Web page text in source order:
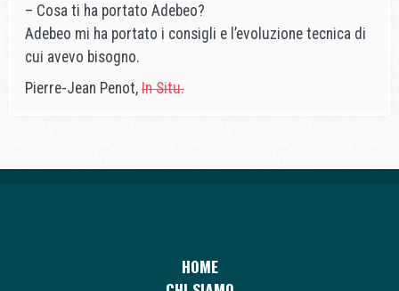
– Cosa ti ha portato Adebeo?
Adebeo mi ha portato i consigli e l’evoluzione tecnica di
cui avevo bisogno.
Pierre-Jean Penot, In Situ.
HOME